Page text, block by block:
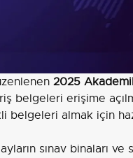
2025
belgeleri erişime
almak için
sınav binaları ve